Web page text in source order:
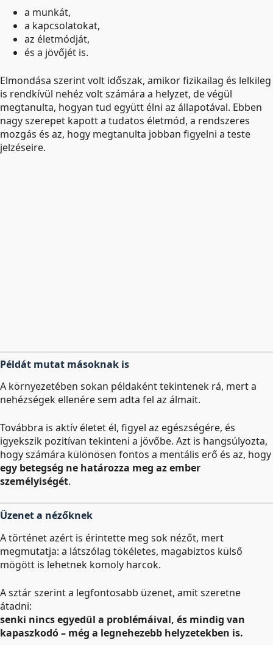
a munkát,
a kapcsolatokat,
az életmódját,
és a jövőjét is.
Elmondása szerint volt időszak, amikor fizikailag és lelkileg
is rendkívül nehéz volt számára a helyzet, de végül
megtanulta, hogyan tud együtt élni az állapotával. Ebben
nagy szerepet kapott a tudatos életmód, a rendszeres
mozgás és az, hogy megtanulta jobban figyelni a teste
jelzéseire.
Példát mutat másoknak is
A környezetében sokan példaként tekintenek rá, mert a
nehézségek ellenére sem adta fel az álmait.
Továbbra is aktív életet él, figyel az egészségére, és
igyekszik pozitívan tekinteni a jövőbe. Azt is hangsúlyozta,
hogy számára különösen fontos a mentális erő és az, hogy
egy betegség ne határozza meg az ember
személyiségét.
Üzenet a nézőknek
A történet azért is érintette meg sok nézőt, mert
megmutatja: a látszólag tökéletes, magabiztos külső
mögött is lehetnek komoly harcok.
A sztár szerint a legfontosabb üzenet, amit szeretne
átadni:
senki nincs egyedül a problémáival, és mindig van
kapaszkodó – még a legnehezebb helyzetekben is.